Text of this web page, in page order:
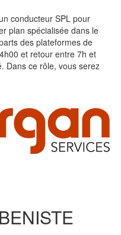
conducteur SPL pour
plan spécialisée dans le
des plateformes de
et retour entre 7h et
Dans ce rôle, vous serez